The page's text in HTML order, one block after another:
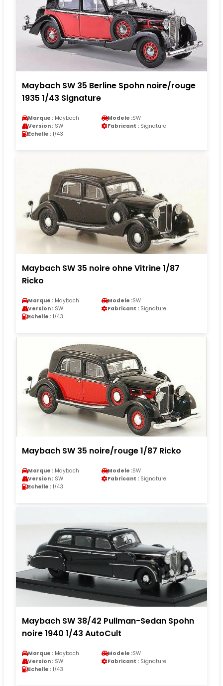
Maybach SW 35 Berline Spohn noire/rouge
1935 1/43 Signature
Marque : Maybach Modele :SW
Version : SW Fabricant : Signature
Echelle : 1/43
Maybach SW 35 noire ohne Vitrine 1/87
Ricko
Marque : Maybach Modele :SW
Version : SW Fabricant : Signature
Echelle : 1/43
Maybach SW 35 noire/rouge 1/87 Ricko
Marque : Maybach Modele :SW
Version : SW Fabricant : Signature
Echelle : 1/43
Maybach SW 38/42 Pullman-Sedan Spohn
noire 1940 1/43 AutoCult
Marque : Maybach Modele :SW
Version : SW Fabricant : Signature
Echelle : 1/43